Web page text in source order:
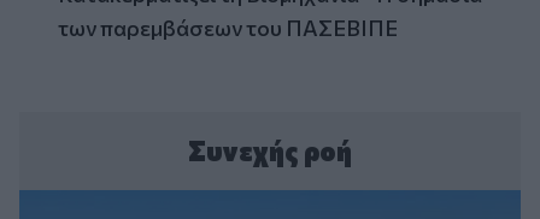
των παρεμβάσεων του ΠΑΣΕΒΙΠΕ
Συνεχής ροή